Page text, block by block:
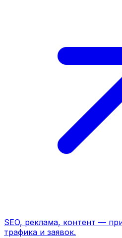
SEO, реклама, контент —
трафика и заявок.